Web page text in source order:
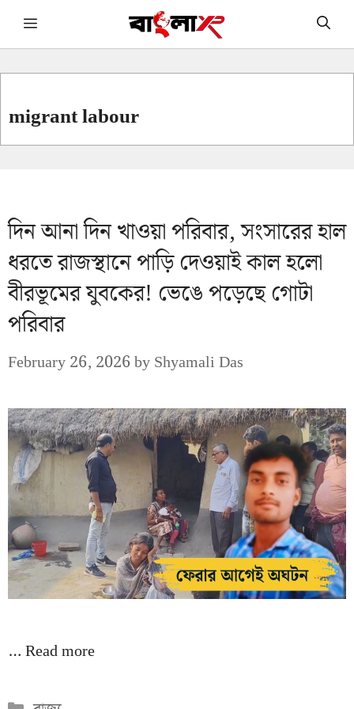
Skip Menu
migrant labour
দিন আনা দিন খাওয়া পরিবার, সংসারের হাল
ধরতে রাজস্থানে পাড়ি দেওয়াই কাল হলো
বীরভূমের যুবকের! ভেঙে পড়েছে গোটা
পরিবার
February 26, 2026byShyamali Das
…Read more